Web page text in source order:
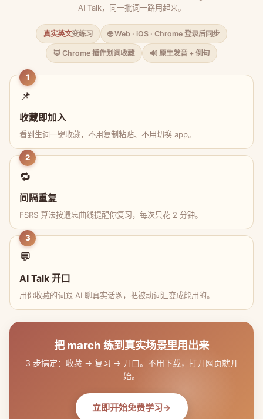
AI Talk，同一批词一路用起来。
真实英文变练习 🌐 Web · iOS · Chrome 登录后同步
🦊 Chrome 插件划词收藏 🔊 原生发音 + 例句
1
📌
收藏即加入
看到生词一键收藏，不用复制粘贴、不用切换 app。
2
🔁
间隔重复
FSRS 算法按遗忘曲线提醒你复习，每次只花 2 分钟。
3
💬
AI Talk 开口
用你收藏的词跟 AI 聊真实话题，把被动词汇变成能用的。
把 march 练到真实场景里用出来
3 步搞定：收藏 → 复习 → 开口。不用下载，打开网页就开
始。
立即开始免费学习